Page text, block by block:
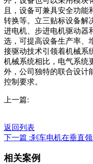
且，设备可兼具安全功能
转换等。立三贴标设备解
进电机、步进电机驱动器
选，可提高设备生产率、
接驱动技术引领着机械系
机械系统相比，电气系统
外，公司独特的联合设计
控制要求。
上一篇:
返回列表
下一篇 :刹车电机在垂直
相关案例